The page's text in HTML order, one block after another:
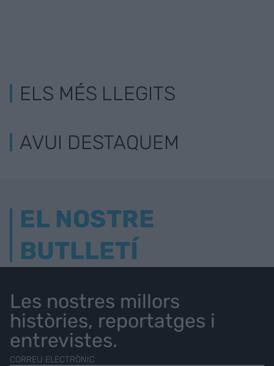
ELS MÉS LLEGITS
AVUI DESTAQUEM
EL NOSTRE
BUTLLETÍ
Les nostres millors
històries, reportatges i
entrevistes.
CORREU ELECTRÒNIC